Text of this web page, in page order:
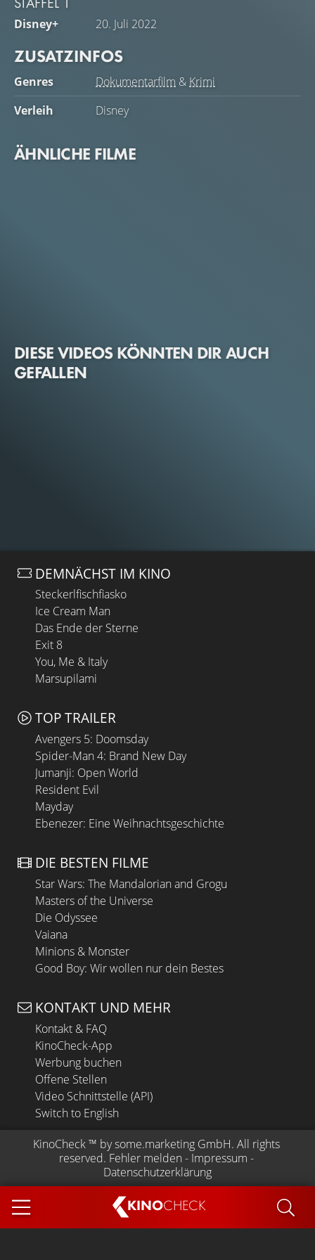
KINOCHECK
sie in jeder Staffel einen neuen Fall behandeln.
Disney+ 20. Juli 2022
ZUSATZINFOS
Genres Dokumentarfilm & Krimi
Verleih
Disney
ÄHNLICHE FILME
DIESE VIDEOS KÖNNTEN DIR AUCH
GEFALLEN
DEMNÄCHST IM KINO
Steckerlfischfiasko
Ice Cream Man
Das Ende der Sterne
Exit 8
You, Me & Italy
Marsupilami
TOP TRAILER
Avengers 5: Doomsday
Spider-Man 4: Brand New Day
Jumanji: Open World
Resident Evil
Mayday
Ebenezer: Eine Weihnachtsgeschichte
DIE BESTEN FILME
Star Wars: The Mandalorian and Grogu
Masters of the Universe
Die Odyssee
Vaiana
Minions & Monster
Good Boy: Wir wollen nur dein Bestes
KONTAKT UND MEHR
Kontakt & FAQ
KinoCheck-App
Werbung buchen
Offene Stellen
Video Schnittstelle (API)
Switch to English
KinoCheck ™ by some.marketing GmbH. All rights
reserved. Fehler melden - Impressum -
Datenschutzerklärung